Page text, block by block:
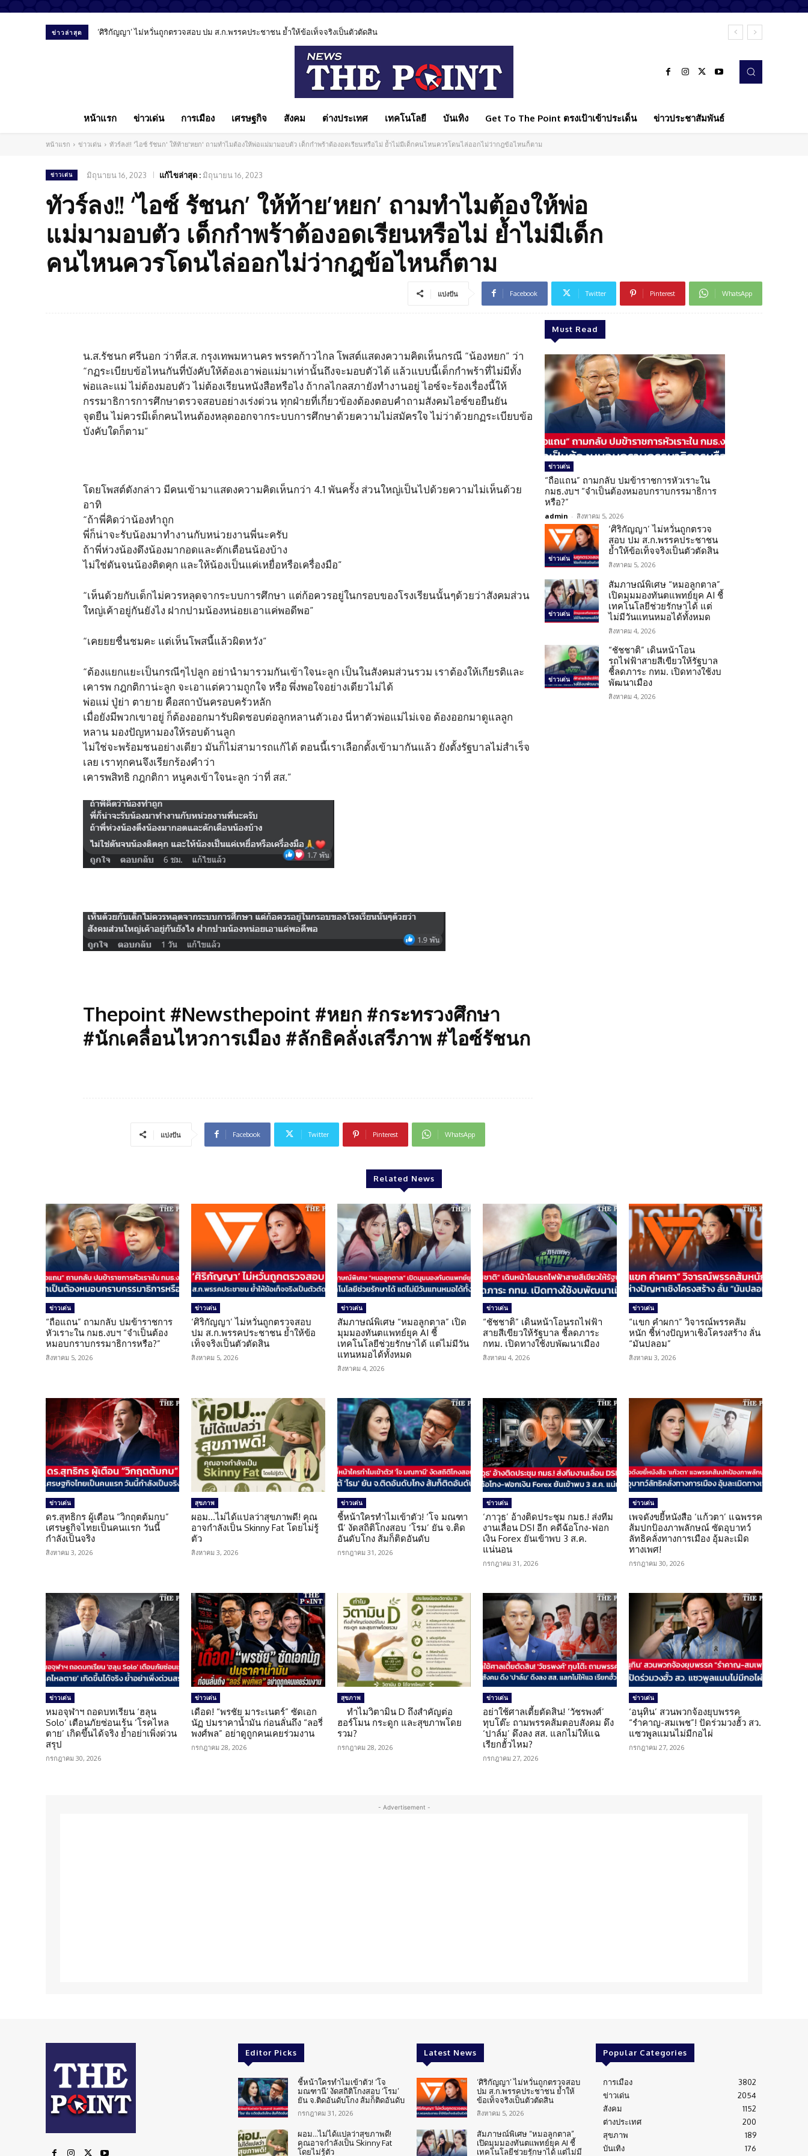
ข่าวล่าสุด ‘ศิริกัญญา’ ไม่หวั่นถูกตรวจสอบ ปม ส.ก.พรรคประชาชน ย้ำให้ข้อเท็จจริงเป็นตัวตัดสิน
หน้าแรก ข่าวเด่น การเมือง เศรษฐกิจ สังคม ต่างประเทศ เทคโนโลยี บันเทิง Get To The Point ตรงเป้าเข้าประเด็น ข่าวประชาสัมพันธ์
หน้าแรก ข่าวเด่น ทัวร์ลง!! 'ไอซ์ รัชนก' ให้ท้าย'หยก' ถามทำไมต้องให้พ่อแม่มามอบตัว เด็กกำพร้าต้องอดเรียนหรือไม่ ย้ำไม่มีเด็กคนไหนควรโดนไล่ออกไม่ว่ากฎข้อไหนก็ตาม
ข่าวเด่น มิถุนายน 16, 2023 แก้ไขล่าสุด : มิถุนายน 16, 2023
ทัวร์ลง!! ‘ไอซ์ รัชนก’ ให้ท้าย’หยก’ ถามทำไมต้องให้พ่อ
แม่มามอบตัว เด็กกำพร้าต้องอดเรียนหรือไม่ ย้ำไม่มีเด็ก
คนไหนควรโดนไล่ออกไม่ว่ากฎข้อไหนก็ตาม
แบ่งปัน Facebook Twitter Pinterest WhatsApp
น.ส.รัชนก ศรีนอก ว่าที่ส.ส. กรุงเทพมหานคร พรรคก้าวไกล โพสต์แสดงความคิดเห็นกรณี “น้องหยก” ว่า
“กฏระเบียบข้อไหนกันที่บังคับให้ต้องเอาพ่อแม่มาเท่านั้นถึงจะมอบตัวได้ แล้วแบบนี้เด็กกำพร้าที่ไม่มีทั้ง
พ่อและแม่ ไม่ต้องมอบตัว ไม่ต้องเรียนหนังสือหรือไง ถ้ากลไกลสภายังทำงานอยู่ ไอซ์จะร้องเรื่องนี้ให้
กรรมาธิการการศึกษาตรวจสอบอย่างเร่งด่วน ทุกฝ่ายที่เกี่ยวข้องต้องตอบคำถามสังคมไอซ์ขอยืนยัน
จุดยืน ไม่ควรมีเด็กคนไหนต้องหลุดออกจากระบบการศึกษาด้วยความไม่สมัครใจ ไม่ว่าด้วยกฏระเบียบข้อ
บังคับใดก็ตาม”
โดยโพสต์ดังกล่าว มีคนเข้ามาแสดงความคิดเห็นกว่า 4.1 พันครั้ง ส่วนใหญ่เป็นไปด้วยความไม่เห็นด้วย
อาทิ
“ถ้าพี่คิดว่าน้องทำถูก
พี่ก็น่าจะรับน้องมาทำงานกับหน่วยงานพี่นะครับ
ถ้าพี่ห่วงน้องดึงน้องมากอดและตักเตือนน้องบ้าง
ไม่ใช่ดันจนน้องติดคุก และให้น้องเป็นแค่เหยื่อหรือเครื่องมือ”
“เห็นด้วยกับเด็กไม่ควรหลุดจากระบบการศึกษา แต่ก้อควรอยู่ในกรอบของโรงเรียนนั้นๆด้วยว่าสังคมส่วน
ใหญ่เค้าอยู่กันยังไง ฝากปามน้องหน่อยเอาแค่พอดีพอ”
“เคยยยชื่นชมคะ แต่เห็นโพสนี้แล้วผิดหวัง”
“ต้องแยกแยะเป็นกรณีๆไปลูก อย่านำมารวมกันเข้าใจนะลูก เป็นในสังคมส่วนรวม เราต้องให้เกียรติและ
เคารพ กฎกติกาน่ะลูก จะเอาแต่ความถูกใจ หรือ พึ่งพอใจอย่างเดียวไม่ได้
พ่อแม่ ปู่ย่า ตายาย คือสถาบันครอบครัวหลัก
เมื่อยังมีพวกเขาอยู่ ก็ต้องออกมารับผิดชอบต่อลูกหลานตัวเอง นี่หาตัวพ่อแม่ไม่เจอ ต้องออกมาดูแลลูก
หลาน มองปัญหามองให้รอบด้านลูก
ไม่ใช่จะพร้อมชนอย่างเดียว มันก็ไม่สามารถแก้ได้ ตอนนี้เราเลือกตั้งเข้ามากันแล้ว ยังตั้งรัฐบาลไม่สำเร็จ
เลย เราทุกคนจึงเรียกร้องคำว่า
เคารพสิทธิ กฎกติกา หนูคงเข้าใจนะลูก ว่าที่ สส.”
Thepoint #Newsthepoint #หยก #กระทรวงศึกษา
#นักเคลื่อนไหวการเมือง #ลักธิคลั่งเสรีภาพ #ไอซ์รัชนก
แบ่งปัน Facebook Twitter Pinterest WhatsApp
Must Read
ข่าวเด่น
“ถือแถน” ถามกลับ ปมข้าราชการหัวเราะใน
กมธ.งบฯ “จำเป็นต้องหมอบกราบกรรมาธิการ
หรือ?”
admin - สิงหาคม 5, 2026
ข่าวเด่น
‘ศิริกัญญา’ ไม่หวั่นถูกตรวจ
สอบ ปม ส.ก.พรรคประชาชน
ย้ำให้ข้อเท็จจริงเป็นตัวตัดสิน
สิงหาคม 5, 2026
ข่าวเด่น
สัมภาษณ์พิเศษ “หมอลูกตาล”
เปิดมุมมองทันตแพทย์ยุค AI ชี้
เทคโนโลยีช่วยรักษาได้ แต่
ไม่มีวันแทนหมอได้ทั้งหมด
สิงหาคม 4, 2026
ข่าวเด่น
“ชัชชาติ” เดินหน้าโอน
รถไฟฟ้าสายสีเขียวให้รัฐบาล
ชี้ลดภาระ กทม. เปิดทางใช้งบ
พัฒนาเมือง
สิงหาคม 4, 2026
Related News
ข่าวเด่น
“ถือแถน” ถามกลับ ปมข้าราชการ
หัวเราะใน กมธ.งบฯ “จำเป็นต้อง
หมอบกราบกรรมาธิการหรือ?”
สิงหาคม 5, 2026
ข่าวเด่น
‘ศิริกัญญา’ ไม่หวั่นถูกตรวจสอบ
ปม ส.ก.พรรคประชาชน ย้ำให้ข้อ
เท็จจริงเป็นตัวตัดสิน
สิงหาคม 5, 2026
ข่าวเด่น
สัมภาษณ์พิเศษ “หมอลูกตาล” เปิด
มุมมองทันตแพทย์ยุค AI ชี้
เทคโนโลยีช่วยรักษาได้ แต่ไม่มีวัน
แทนหมอได้ทั้งหมด
สิงหาคม 4, 2026
ข่าวเด่น
“ชัชชาติ” เดินหน้าโอนรถไฟฟ้า
สายสีเขียวให้รัฐบาล ชี้ลดภาระ
กทม. เปิดทางใช้งบพัฒนาเมือง
สิงหาคม 4, 2026
ข่าวเด่น
“แขก คำผกา” วิจารณ์พรรคส้ม
หนัก ชี้ห่างปัญหาเชิงโครงสร้าง ลั่น
“มันปลอม”
สิงหาคม 3, 2026
ข่าวเด่น
ดร.สุทธิกร ผู้เตือน “วิกฤตต้มกบ”
เศรษฐกิจไทยเป็นคนแรก วันนี้
กำลังเป็นจริง
สิงหาคม 3, 2026
สุขภาพ
ผอม…ไม่ได้แปลว่าสุขภาพดี! คุณ
อาจกำลังเป็น Skinny Fat โดยไม่รู้
ตัว
สิงหาคม 3, 2026
ข่าวเด่น
ชี้หน้าใครทำไมเข้าตัว! ‘โจ มณฑา
นี’ งัดสถิติโกงสอบ ‘โรม’ ยัน จ.ติด
อันดับโกง ส้มก็ติดอันดับ
กรกฎาคม 31, 2026
ข่าวเด่น
‘ภาวุธ’ อ้างติดประชุม กมธ.! ส่งทีม
งานเลื่อน DSI อีก คดีฉ้อโกง-ฟอก
เงิน Forex ยันเข้าพบ 3 ส.ค.
แน่นอน
กรกฎาคม 31, 2026
ข่าวเด่น
เพจดังขยี้หนังสือ ‘แก้วตา’ แฉพรรค
ส้มปกป้องภาพลักษณ์ ซัดอุบาทว์
ลัทธิคลั่งทางการเมือง อุ้มละเมิด
ทางเพศ!
กรกฎาคม 30, 2026
ข่าวเด่น
หมอจุฬาฯ ถอดบทเรียน ‘ฮลุน
Solo’ เตือนภัยซ่อนเร้น ‘โรคไหล
ตาย’ เกิดขึ้นได้จริง ย้ำอย่าเพิ่งด่วน
สรุป
กรกฎาคม 30, 2026
ข่าวเด่น
เดือด! “พรชัย มาระเนตร์” ซัดเอก
นัฏ ปมราคาน้ำมัน ก่อนลั่นถึง “ลอรี่
พงศ์พล” อย่าดูถูกคนเคยร่วมงาน
กรกฎาคม 28, 2026
สุขภาพ
ทำไมวิตามิน D ถึงสำคัญต่อ
ฮอร์โมน กระดูก และสุขภาพโดย
รวม?
กรกฎาคม 28, 2026
ข่าวเด่น
อย่าใช้ศาลเตี้ยตัดสิน! ‘วัชรพงศ์’
ทุบโต๊ะ ถามพรรคส้มตอบสังคม ดึง
‘ปาล์ม’ ดึงลง สส. แลกไม่ให้แฉ
เรียกฮั้วไหม?
กรกฎาคม 27, 2026
ข่าวเด่น
‘อนุทิน’ สวนพวกจ้องยุบพรรค
“รำคาญ-สมเพช”! ปัดร่วมวงฮั้ว สว.
แซวพูลแมนไม่มีกอไผ่
กรกฎาคม 27, 2026
- Advertisement -
Editor Picks
ชี้หน้าใครทำไมเข้าตัว! ‘โจ
มณฑานี’ งัดสถิติโกงสอบ ‘โรม’
ยัน จ.ติดอันดับโกง ส้มก็ติดอันดับ
กรกฎาคม 31, 2026
ผอม…ไม่ได้แปลว่าสุขภาพดี!
คุณอาจกำลังเป็น Skinny Fat
โดยไม่รู้ตัว
Latest News
‘ศิริกัญญา’ ไม่หวั่นถูกตรวจสอบ
ปม ส.ก.พรรคประชาชน ย้ำให้
ข้อเท็จจริงเป็นตัวตัดสิน
สิงหาคม 5, 2026
สัมภาษณ์พิเศษ “หมอลูกตาล”
เปิดมุมมองทันตแพทย์ยุค AI ชี้
เทคโนโลยีช่วยรักษาได้ แต่ไม่มี
Popular Categories
การเมือง
3802
ข่าวเด่น
2054
สังคม
1152
ต่างประเทศ
200
สุขภาพ
189
บันเทิง
176